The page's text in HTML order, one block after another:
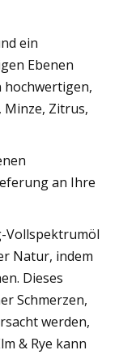
ein
Ebenen
hochwertigen,
Minze, Zitrus,
an Ihre
Vollspektrumöl
Natur, indem
Dieses
Schmerzen,
werden,
& Rye kann